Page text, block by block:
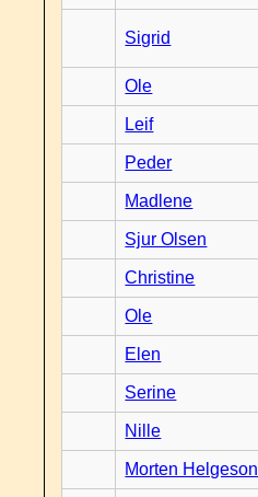
Sigrid
Ole
Leif
Peder
Madlene
Sjur Olsen
Christine
Ole
Elen
Serine
Nille
Morten Helgeson